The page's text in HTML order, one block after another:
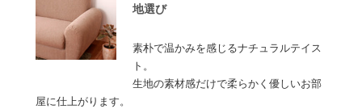
地選び
素朴で温かみを感じるナチュラルテイス
ト。
生地の素材感だけで柔らかく優しいお部
屋に仕上がります。